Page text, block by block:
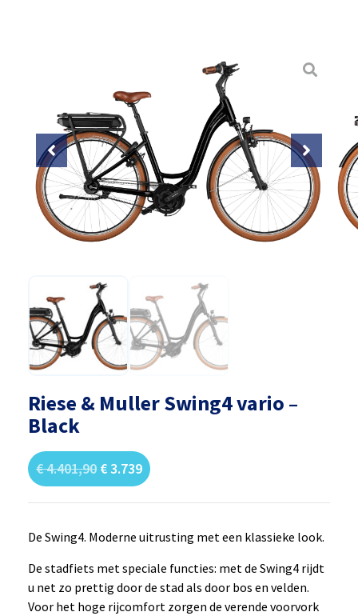
Riese & Muller Swing4 vario –
Black
€4.401,90 €3.739
De Swing4. Moderne uitrusting met een klassieke look.
De stadfiets met speciale functies: met de Swing4 rijdt
u net zo prettig door de stad als door bos en velden.
Voor het hoge rijcomfort zorgen de verende voorvork